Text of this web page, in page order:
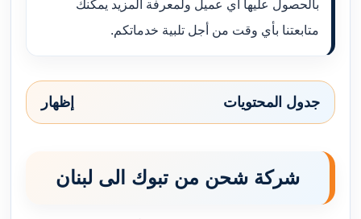
بالحصول عليها أي عميل ولمعرفة المزيد يمكنك
متابعتنا بأي وقت من أجل تلبية خدماتكم.
جدول المحتويات إظهار
شركة شحن من تبوك الى لبنان